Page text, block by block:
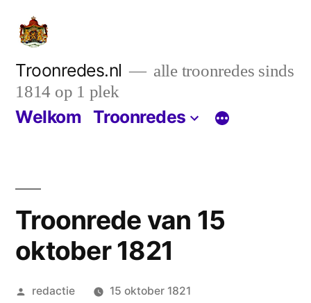
naar
inhoud
Troonredes.nl
alle troonredes sinds
1814 op 1 plek
Welkom Troonredes
Troonrede van 15
oktober 1821
Geplaatst
redactie 15 oktober 1821